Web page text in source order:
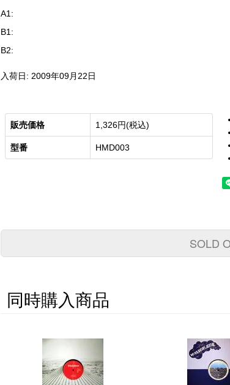
A1:
B1:
B2:
入荷日: 2009年09月22日
販売価格 1,326円(税込)
型番 HMD003
SOLD
同時購入商品